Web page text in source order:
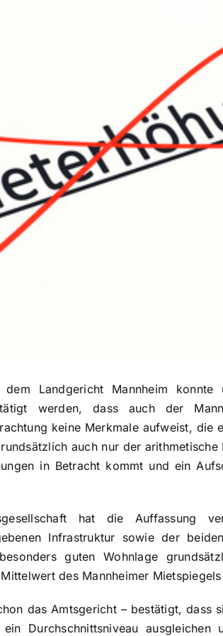
dem Landgericht Mannheim
werden, dass auch der
keine Merkmale aufweist, die
auch nur der
in Betracht kommt und ein
hat die Auffassung
Infrastruktur sowie der
guten Wohnlage
des Mannheimer
das Amtsgericht – bestätigt, dass
ein Durchschnittsniveau